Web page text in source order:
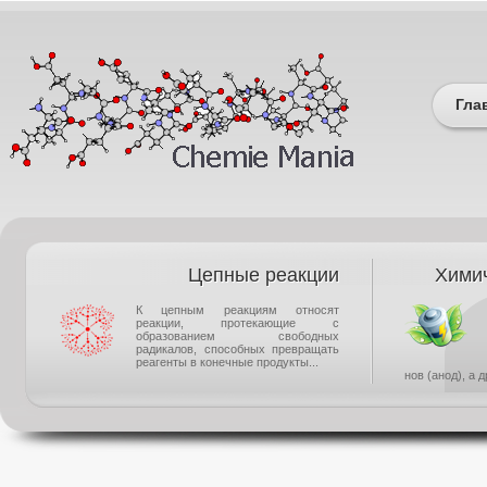
Цепные реакции
К цепным реакциям относят
реакции, протекающие с
образованием свободных
радикалов, способных превращать
реагенты в конечные продукты...
нов (анод), а